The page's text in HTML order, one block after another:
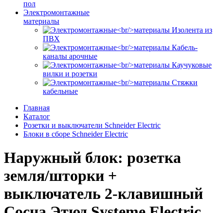
пол
Электромонтажные
материалы
Изолента из
ПВХ
Кабель-
каналы арочные
Каучуковые
вилки и розетки
Стяжки
кабельные
Главная
Каталог
Розетки и выключатели Schneider Electric
Блоки в сборе Schneider Electric
Наружный блок: розетка
земля/шторки +
выключатель 2-клавишный